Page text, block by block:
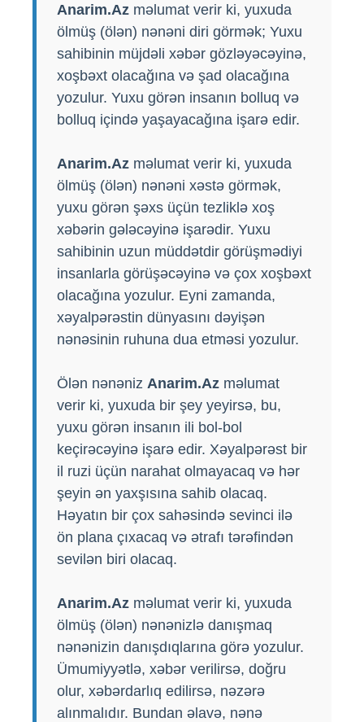
Anarim.Az məlumat verir ki, yuxuda
ölmüş (ölən) nənəni diri görmək; Yuxu
sahibinin müjdəli xəbər gözləyəcəyinə,
xoşbəxt olacağına və şad olacağına
yozulur. Yuxu görən insanın bolluq və
bolluq içində yaşayacağına işarə edir.
Anarim.Az məlumat verir ki, yuxuda
ölmüş (ölən) nənəni xəstə görmək,
yuxu görən şəxs üçün tezliklə xoş
xəbərin gələcəyinə işarədir. Yuxu
sahibinin uzun müddətdir görüşmədiyi
insanlarla görüşəcəyinə və çox xoşbəxt
olacağına yozulur. Eyni zamanda,
xəyalpərəstin dünyasını dəyişən
nənəsinin ruhuna dua etməsi yozulur.
Ölən nənəniz Anarim.Az məlumat
verir ki, yuxuda bir şey yeyirsə, bu,
yuxu görən insanın ili bol-bol
keçirəcəyinə işarə edir. Xəyalpərəst bir
il ruzi üçün narahat olmayacaq və hər
şeyin ən yaxşısına sahib olacaq.
Həyatın bir çox sahəsində sevinci ilə
ön plana çıxacaq və ətrafı tərəfindən
sevilən biri olacaq.
Anarim.Az məlumat verir ki, yuxuda
ölmüş (ölən) nənənizlə danışmaq
nənənizin danışdıqlarına görə yozulur.
Ümumiyyətlə, xəbər verilirsə, doğru
olur, xəbərdarlıq edilirsə, nəzərə
alınmalıdır. Bundan əlavə, nənə